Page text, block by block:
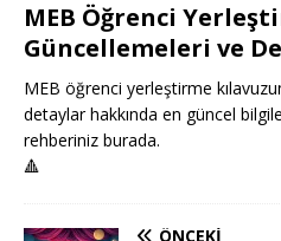
MEB Öğrenci
Güncellemeleri ve
MEB öğrenci yerleştirme
detaylar hakkında en güncel
rehberiniz burada.
🔺
ÖNCEKI